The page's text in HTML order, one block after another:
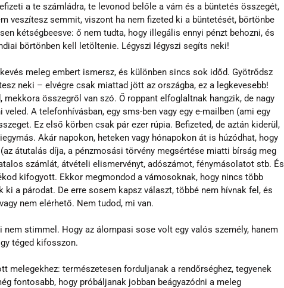
a te számládra, te levonod belőle a vám és a büntetés összegét,
veszítesz semmit, viszont ha nem fizeted ki a büntetését, börtönbe
kétségbeesve: ő nem tudta, hogy illegális ennyi pénzt behozni, és
börtönben kell letöltenie. Légyszi légyszi segíts neki!
meleg embert ismersz, és különben sincs sok időd. Gyötrődsz
neki – elvégre csak miattad jött az országba, ez a legkevesebb!
összegről van szó. Ő roppant elfoglaltnak hangzik, de nagy
A telefonhívásban, egy sms-ben vagy egy e-mailben (ami egy
Ez első körben csak pár ezer rúpia. Befizeted, de aztán kiderül,
Akár napokon, heteken vagy hónapokon át is húzódhat, hogy
átutalás díja, a pénzmosási törvény megsértése miatti bírság meg
számlát, átvételi elismervényt, adószámot, fénymásolatot stb. És
kifogyott. Ekkor megmondod a vámosoknak, hogy nincs több
ki a párodat. De erre sosem kapsz választ, többé nem hívnak fel, és
nem elérhető. Nem tudod, mi van.
stimmel. Hogy az álompasi sose volt egy valós személy, hanem
téged kifosszon.
melegekhez: természetesen forduljanak a rendőrséghez, tegyenek
fontosabb, hogy próbáljanak jobban beágyazódni a meleg